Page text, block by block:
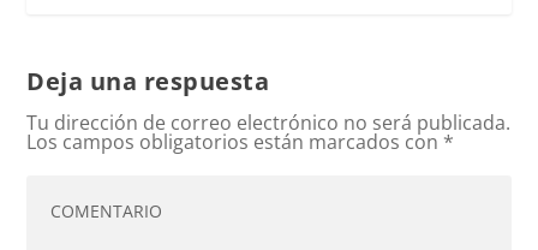
Deja una respuesta
Tu dirección de correo electrónico no será publicada.
Los campos obligatorios están marcados con *